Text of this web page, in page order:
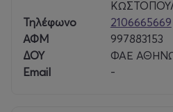
Τηλέφωνο
2106665669
ΑΦΜ
997883153
ΔΟΥ
ΦΑΕ
Email
-